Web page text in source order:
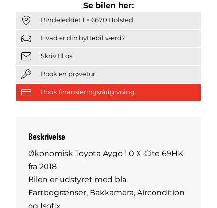
Se bilen her:
Bindeleddet 1 6670 Holsted
Hvad er din byttebil værd?
Skriv til os
Book en prøvetur
Book finansieringsrådgivning
Beskrivelse
Økonomisk Toyota Aygo 1,0 X-Cite 69HK
fra 2018
Bilen er udstyret med bla.
Fartbegrænser, Bakkamera, Aircondition
og Isofix